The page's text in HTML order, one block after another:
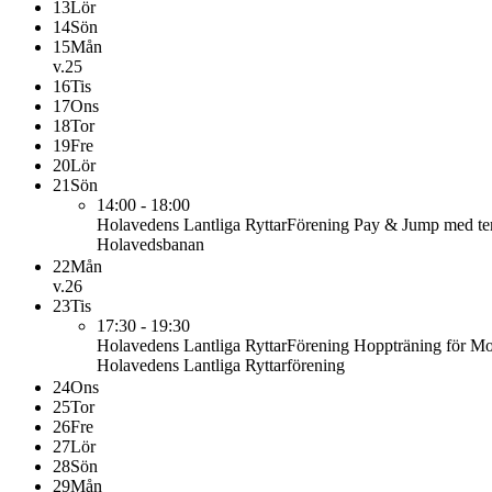
13Lör
14Sön
15Mån
v.25
16Tis
17Ons
18Tor
19Fre
20Lör
21 Sön
14:00 - 18:00
Holavedens Lantliga RyttarFörening Pay & Jump med
Holavedsbanan
22Mån
v.26
23Tis
17:30 - 19:30
Holavedens Lantliga RyttarFörening Hoppträning för
Holavedens Lantliga Ryttarförening
24Ons
25Tor
26Fre
27Lör
28Sön
29Mån